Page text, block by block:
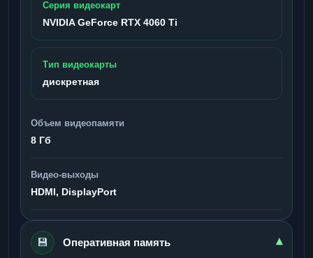
Серия видеокарт
NVIDIA GeForce RTX 4060 Ti
Тип видеокарты
дискретная
Объем видеопамяти
8 Гб
Видео-выходы
HDMI, DisplayPort
💾 Оперативная память ▾